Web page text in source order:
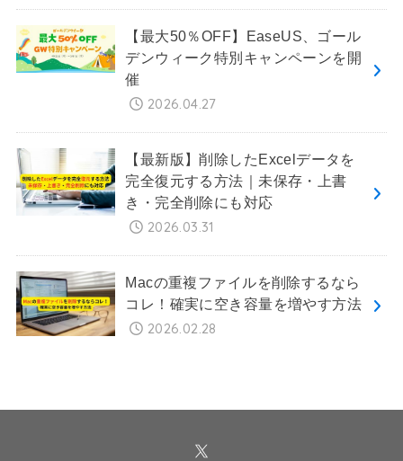
【最大50％OFF】EaseUS、ゴール
デンウィーク特別キャンペーンを開
催
2026.04.27
【最新版】削除したExcelデータを
完全復元する方法｜未保存・上書
き・完全削除にも対応
2026.03.31
Macの重複ファイルを削除するなら
コレ！確実に空き容量を増やす方法
2026.02.28